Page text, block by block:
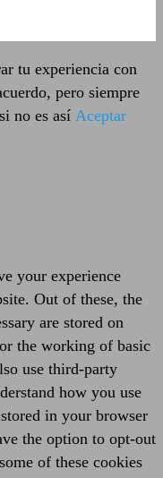
tu experiencia con
pero siempre
no es así Aceptar
your experience
Out of these, the
are stored on
the working of basic
use third-party
how you use
in your browser
the option to opt-out
of these cookies